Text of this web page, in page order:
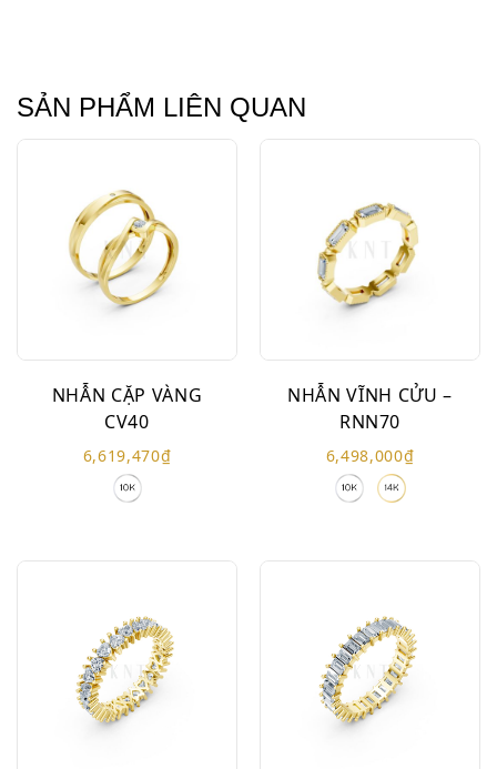
SẢN PHẨM LIÊN QUAN
NHẪN CẶP VÀNG
CV40
6,619,470₫
NHẪN VĨNH CỬU –
RNN70
6,498,000₫